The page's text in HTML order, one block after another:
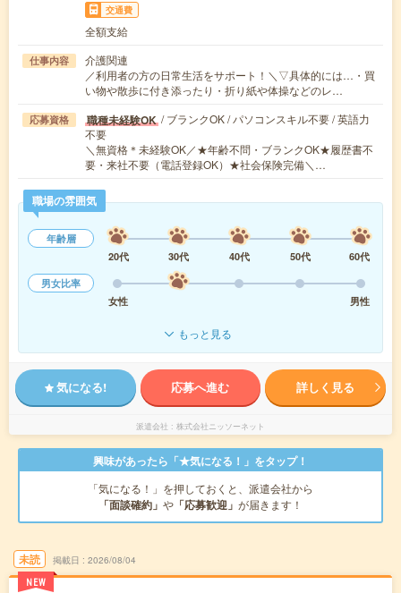
交通費
全額支給
仕事内容
介護関連
／利用者の方の日常生活をサポート！＼▽具体的には…・買
い物や散歩に付き添ったり・折り紙や体操などのレ…
応募資格 職種未経験OK / ブランクOK / パソコンスキル不要 / 英語力
不要
＼無資格＊未経験OK／★年齢不問・ブランクOK★履歴書不
要・来社不要（電話登録OK）★社会保険完備＼…
職場の雰囲気
年齢層
20代
30代 40代 50代
60代
男女比率
女性
男性
もっと見る
気になる! 応募へ進む 詳しく見る
派遣会社 株式会社ニッソーネット
興味があったら「★気になる！」をタップ！
「気になる！」を押しておくと、派遣会社から
「面談確約」 や 「応募歓迎」 が届きます！
未読
NEW
掲載日 2026/08/04